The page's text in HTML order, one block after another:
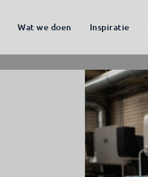
Wat we doen Inspiratie